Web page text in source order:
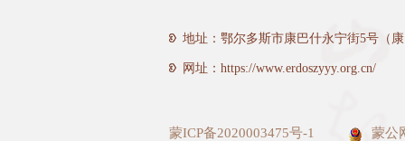
地址：鄂尔多斯市康巴什永宁街5号（
网址：https://www.erdoszyyy.org.cn/
蒙ICP备2020003475号-1 蒙公